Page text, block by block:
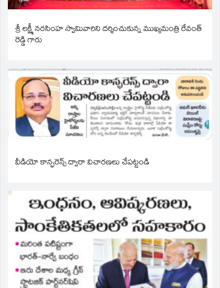
శ్రీ లక్ష్మీ నరసింహ స్వామివారిని దర్శించుకున్న ముఖ్యమంత్రి రేవంత్
రెడ్డి గారు
వీడియో కాన్ఫరెన్స్ ద్వారా విచారణలు చేపట్టండి